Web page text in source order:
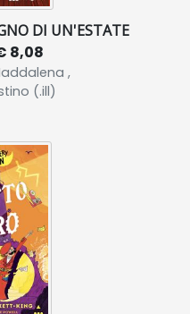
DI UN'ESTATE
8,08
,
(.ill)